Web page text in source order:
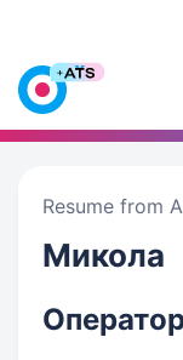
Resume from
Микола